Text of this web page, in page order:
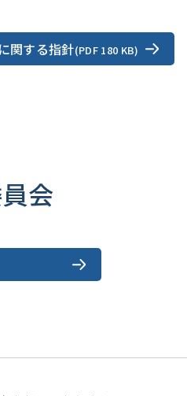
関する指針(PDF 180 KB)
会